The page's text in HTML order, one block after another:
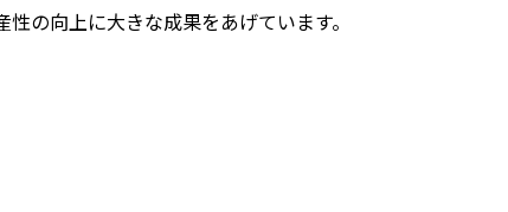
性の向上に大きな成果をあげています。